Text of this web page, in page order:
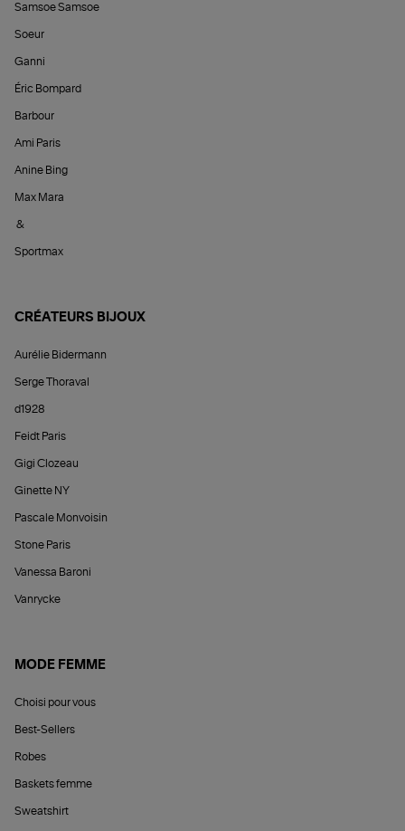
Samsoe Samsoe
Soeur
Ganni
Éric Bompard
Barbour
Ami Paris
Anine Bing
Max Mara
&
Sportmax
CRÉATEURS BIJOUX
Aurélie Bidermann
Serge Thoraval
d1928
Feidt Paris
Gigi Clozeau
Ginette NY
Pascale Monvoisin
Stone Paris
Vanessa Baroni
Vanrycke
MODE FEMME
Choisi pour vous
Best-Sellers
Robes
Baskets femme
Sweatshirt